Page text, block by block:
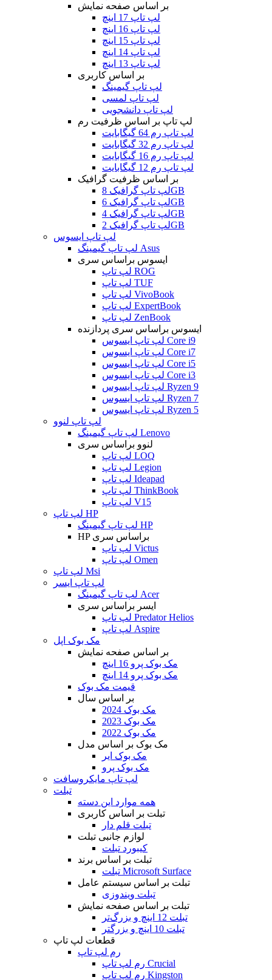
بر اساس صفحه نمایش
لپ تاپ 17 اینچ
لپ تاپ 16 اینچ
لپ تاپ 15 اینچ
لپ تاپ 14 اینچ
لپ تاپ 13 اینچ
بر اساس کاربری
لپ تاپ گیمینگ
لپ تاپ لمسی
لپ تاپ دانشجویی
لپ تاپ بر اساس ظرفیت رم
لپ تاپ رم 64 گیگابایت
لپ تاپ رم 32 گیگابایت
لپ تاپ رم 16 گیگابایت
لپ تاپ رم 12 گیگابایت
بر اساس ظرفیت گرافیک
لپ تاپ گرافیک 8GB
لپ تاپ گرافیک 6GB
لپ تاپ گرافیک 4GB
لپ تاپ گرافیک 2GB
لپ تاپ ایسوس
لپ تاپ گیمینگ Asus
ایسوس براساس سری
لپ تاپ ROG
لپ تاپ TUF
لپ تاپ VivoBook
لپ تاپ ExpertBook
لپ تاپ ZenBook
ایسوس براساس سری پردازنده
لپ تاپ ایسوس Core i9
لپ تاپ ایسوس Core i7
لپ تاپ ایسوس Core i5
لپ تاپ ایسوس Core i3
لپ تاپ ایسوس Ryzen 9
لپ تاپ ایسوس Ryzen 7
لپ تاپ ایسوس Ryzen 5
لپ تاپ لنوو
لپ تاپ گیمینگ Lenovo
لنوو براساس سری
لپ تاپ LOQ
لپ تاپ Legion
لپ تاپ Ideapad
لپ تاپ ThinkBook
لپ تاپ V15
لپ تاپ HP
لپ تاپ گیمینگ HP
HP براساس سری
لپ تاپ Victus
لپ تاپ Omen
لپ تاپ Msi
لپ تاپ ایسر
لپ تاپ گیمینگ Acer
ایسر براساس سری
لپ تاپ Predator Helios
لپ تاپ Aspire
مک بوک اپل
بر اساس صفحه نمایش
مک بوک پرو 16 اینچ
مک بوک پرو 14 اینچ
قیمت مک بوک
بر اساس سال
مک بوک 2024
مک بوک 2023
مک بوک 2022
مک بوک بر اساس مدل
مک بوک ایر
مک بوک پرو
لپ تاپ مایکروسافت
تبلت
همه موارد این دسته
تبلت بر اساس کاربری
تبلت قلم دار
لوازم جانبی تبلت
کیبورد تبلت
تبلت بر اساس برند
تبلت Microsoft Surface
تبلت بر اساس سیستم عامل
تبلت ویندوزی
تبلت بر اساس صفحه نمایش
تبلت 12 اینچ و بزرگ‌تر
تبلت 10 اینچ و بزرگتر
قطعات لپ تاپ
رم لپ تاپ
رم لپ تاپ Crucial
رم لپ تاپ Kingston